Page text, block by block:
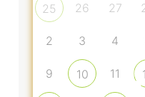
25 26 27
2 3 4
9 10 11